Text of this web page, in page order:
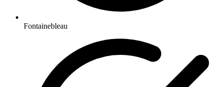
Fontainebleau